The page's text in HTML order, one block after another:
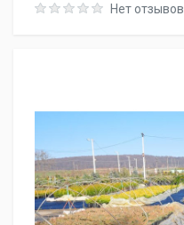
Rating: 0 out of 5Нет отзывов